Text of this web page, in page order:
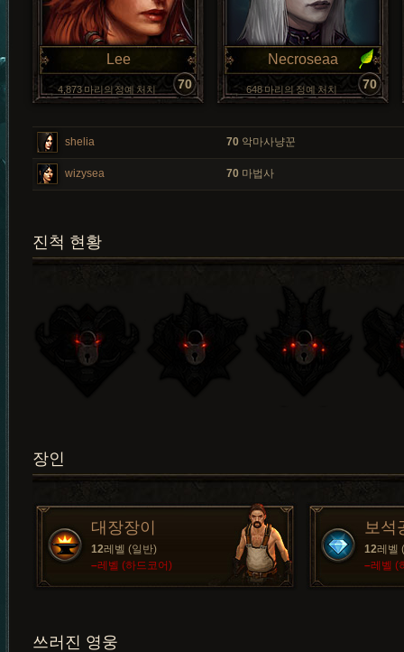
Lee
4,873 마리의 정예 처치 70
Necroseaa
648 마리의 정예 처치 70
shelia 70 악마사냥꾼
wizysea 70 마법사
진척 현황
장인
대장장이
12레벨 (일반)
–레벨 (하드코어)
보석
12레벨
–레벨 (
쓰러진 영웅